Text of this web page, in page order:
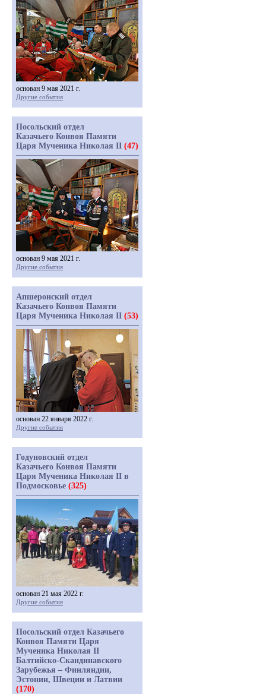
основан 9 мая 2021 г.
Другие события
Посольский отдел
Казачьего Конвоя Памяти
Царя Мученика Николая II (47)
основан 9 мая 2021 г.
Другие события
Апшеронский отдел
Казачьего Конвоя Памяти
Царя Мученика Николая II (53)
основан 22 января 2022 г.
Другие события
Годуновский отдел
Казачьего Конвоя Памяти
Царя Мученика Николая II в
Подмосковье (325)
основан 21 мая 2022 г.
Другие события
Посольский отдел Казачьего
Конвоя Памяти Царя
Мученика Николая II
Балтийско-Скандинавского
Зарубежья – Финляндии,
Эстонии, Швеции и Латвии
(170)